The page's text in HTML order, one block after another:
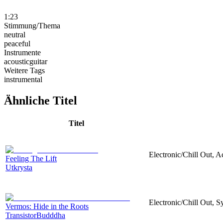
1:23
Stimmung/Thema
neutral
peaceful
Instrumente
acousticguitar
Weitere Tags
instrumental
Ähnliche Titel
Titel
Feeling The Lift
Utkrysta
Electronic/Chill Out,
Vermos: Hide in the Roots
TransistorBudddha
Electronic/Chill Out,